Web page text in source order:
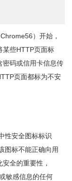
）开始，
某些HTTP页面标
密码或信用卡信息传
页面都标为不安
性安全图标标识
图标不能正确向用
全的重要性，
敏感信息的任何